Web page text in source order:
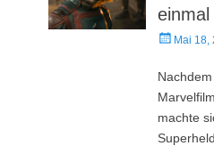
einmal
Mai 18,
machte